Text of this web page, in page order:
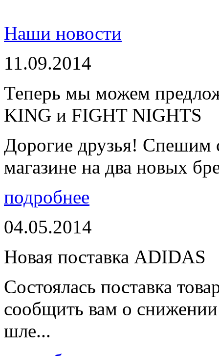
Наши новости
11.09.2014
Теперь мы можем
KING и FIGHT NIGHTS
Дорогие друзья! Спешим
магазине на два новых
подробнее
04.05.2014
Новая поставка ADIDAS
Состоялась поставка
сообщить вам о
шле...